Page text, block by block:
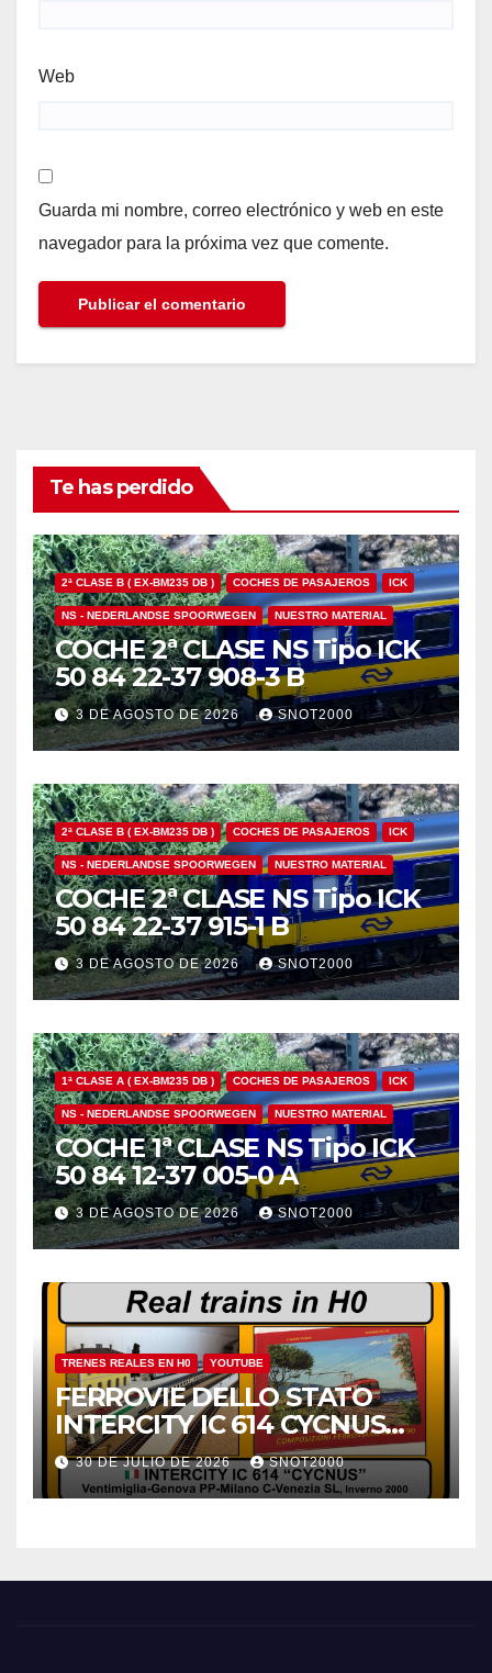
Web
Guarda mi nombre, correo electrónico y web en este
navegador para la próxima vez que comente.
Te has perdido
2ª CLASE B ( EX-BM235 DB ) COCHES DE PASAJEROS ICK
NS - NEDERLANDSE SPOORWEGEN NUESTRO MATERIAL
COCHE 2ª CLASE NS Tipo ICK
50 84 22-37 908-3 B
3 DE AGOSTO DE 2026 SNOT2000
2ª CLASE B ( EX-BM235 DB ) COCHES DE PASAJEROS ICK
NS - NEDERLANDSE SPOORWEGEN NUESTRO MATERIAL
COCHE 2ª CLASE NS Tipo ICK
50 84 22-37 915-1 B
3 DE AGOSTO DE 2026 SNOT2000
1ª CLASE A ( EX-BM235 DB ) COCHES DE PASAJEROS ICK
NS - NEDERLANDSE SPOORWEGEN NUESTRO MATERIAL
COCHE 1ª CLASE NS Tipo ICK
50 84 12-37 005-0 A
3 DE AGOSTO DE 2026 SNOT2000
TRENES REALES EN H0 YOUTUBE
FERROVIE DELLO STATO
INTERCITY IC 614 CYCNUS
INVERNO 2000
30 DE JULIO DE 2026 SNOT2000